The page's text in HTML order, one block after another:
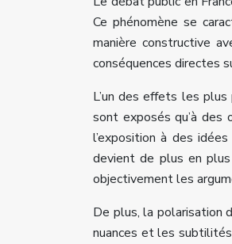
Ce phénomène se
manière constructive
conséquences directes
L’un des effets les
sont exposés qu’à des
l’exposition à des
devient de plus en
objectivement les
De plus, la polarisation
nuances et les